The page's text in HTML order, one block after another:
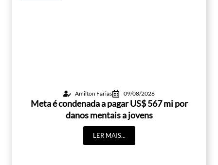
Amilton Farias 09/08/2026
Meta é condenada a pagar US$ 567 mi por
danos mentais a jovens
LER MAIS...